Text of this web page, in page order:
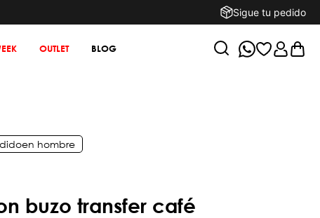
Sigue tu pedido
OUTLET BLOG
en hombre
buzo transfer café